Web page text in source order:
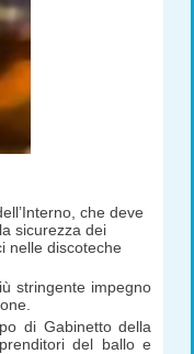
che deve
sicurezza dei
nelle discoteche
stringente impegno
di Gabinetto della
del ballo e